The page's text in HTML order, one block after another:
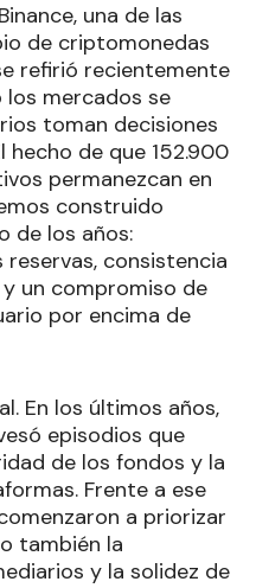
una de las
de criptomonedas
refirió recientemente
los mercados se
toman decisiones
hecho de que 152.900
permanezcan en
construido
de los años:
consistencia
un compromiso de
por encima de
En los últimos años,
episodios que
de los fondos y la
Frente a ese
a priorizar
también la
y la solidez de